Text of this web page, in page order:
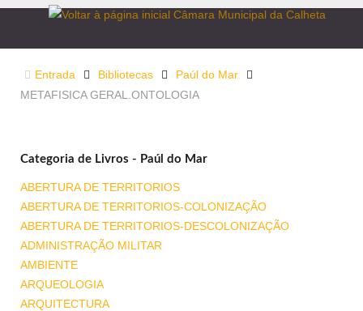
Entrada Bibliotecas
Paúl do Mar
METAFISICA GERAL.ONTOLOGIA
Categoria de Livros - Paúl do Mar
ABERTURA DE TERRITORIOS
ABERTURA DE TERRITORIOS-COLONIZAÇÃO
ABERTURA DE TERRITORIOS-DESCOLONIZAÇÃO
ADMINISTRAÇÃO MILITAR
AMBIENTE
ARQUEOLOGIA
ARQUITECTURA